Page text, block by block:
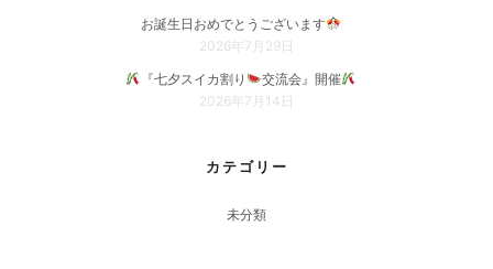
お誕生日おめでとうございます
2026年7月29日
『七夕スイカ割り
交流会』開催
2026年7月14日
カテゴリー
未分類